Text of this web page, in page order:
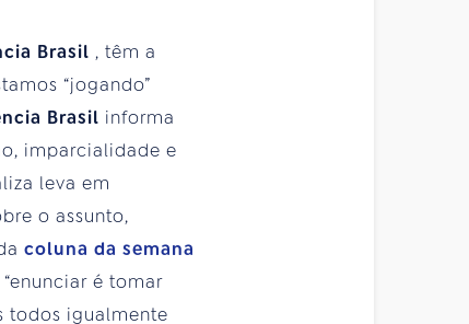
Brasil , têm a
“jogando”
Brasil informa
imparcialidade e
leva em
o assunto,
coluna da semana
é tomar
todos igualmente